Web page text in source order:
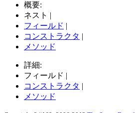
概要:
ネスト |
フィールド |
コンストラクタ |
メソッド
詳細:
フィールド |
コンストラクタ |
メソッド